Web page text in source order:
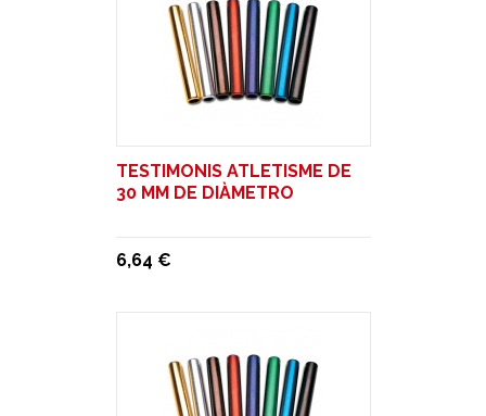
TESTIMONIS ATLETISME DE
30 MM DE DIÀMETRO
6,64 €